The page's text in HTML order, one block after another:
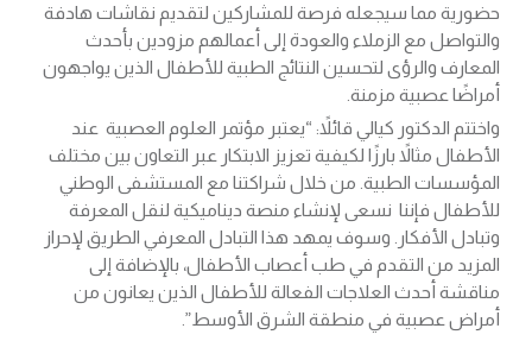
حضورية مما سيجعله فرصة للمشاركين لتقديم نقاشات هادفة
والتواصل مع الزملاء والعودة إلى أعمالهم مزودين بأحدث
المعارف والرؤى لتحسين النتائج الطبية للأطفال الذين يواجهون
أمراضًا عصبية مزمنة.
واختتم الدكتور كيالي قائلاً: “يعتبر مؤتمر العلوم العصبية عند
الأطفال مثالاً بارزًا لكيفية تعزيز الابتكار عبر التعاون بين مختلف
المؤسسات الطبية. من خلال شراكتنا مع المستشفى الوطني
للأطفال فإننا نسعى لإنشاء منصة ديناميكية لنقل المعرفة
وتبادل الأفكار. وسوف يمهد هذا التبادل المعرفي الطريق لإحراز
المزيد من التقدم في طب أعصاب الأطفال، بالإضافة إلى
مناقشة أحدث العلاجات الفعالة للأطفال الذين يعانون من
أمراض عصبية في منطقة الشرق الأوسط”.